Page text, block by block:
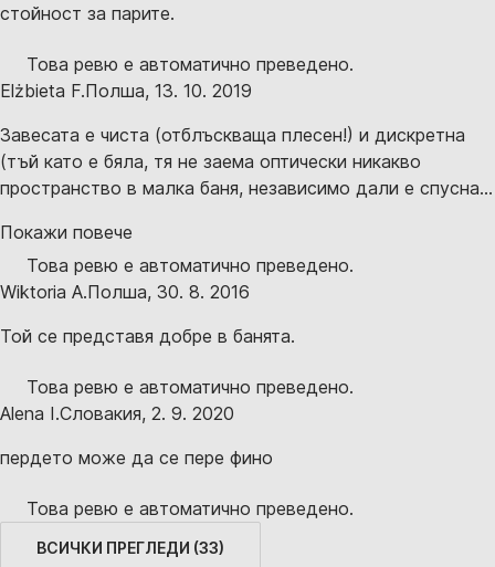
стойност за парите.
Това ревю е автоматично преведено.
Elżbieta F.Полша, 13. 10. 2019
Завесата е чиста (отблъскваща плесен!) и дискретна
(тъй като е бяла, тя не заема оптически никакво
пространство в малка баня, независимо дали е спусна...
Покажи повече
Това ревю е автоматично преведено.
Wiktoria A.Полша, 30. 8. 2016
Той се представя добре в банята.
Това ревю е автоматично преведено.
Alena I.Словакия, 2. 9. 2020
пердето може да се пере фино
Това ревю е автоматично преведено.
ВСИЧКИ ПРЕГЛЕДИ (33)